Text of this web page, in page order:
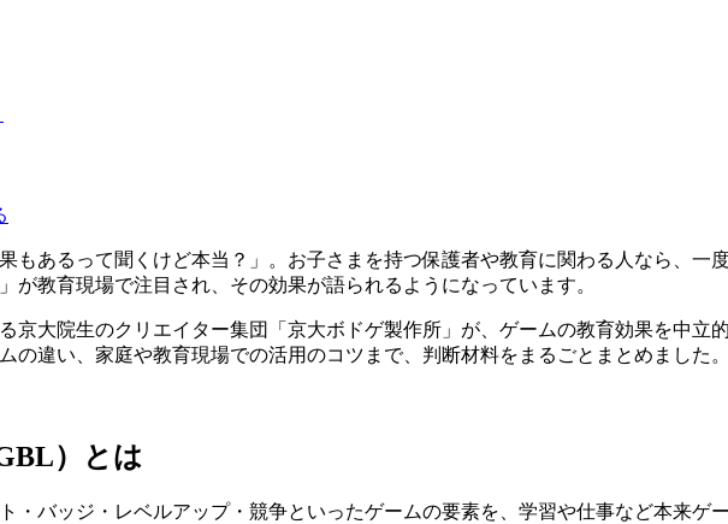
もあるって聞くけど本当？」。お子さまを持つ保護者や教育に関わる人なら、一
教育現場で注目され、その効果が語られるようになっています。
京大院生のクリエイター集団「京大ボドゲ製作所」が、ゲームの教育効果を中立
違い、家庭や教育現場での活用のコツまで、判断材料をまるごとまとめました。
）とは
・バッジ・レベルアップ・競争といったゲームの要素を、学習や仕事など本来ゲ